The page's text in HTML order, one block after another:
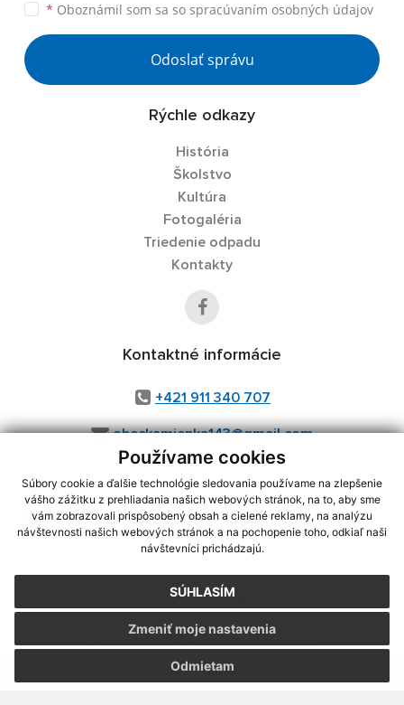
Používame cookies
Súbory cookie a ďalšie technológie sledovania používame na zlepšenie
vášho zážitku z prehliadania našich webových stránok, na to, aby sme
vám zobrazovali prispôsobený obsah a cielené reklamy, na analýzu
návštevnosti našich webových stránok a na pochopenie toho, odkiaľ naši
návštevníci prichádzajú.
SÚHLASÍM
Odmietam
Zmeniť moje nastavenia
* Oboznámil som sa so spracúvaním osobných údajov
Odoslať správu
Rýchle odkazy
História
Školstvo
Kultúra
Fotogaléria
Triedenie odpadu
Kontakty
Kontaktné informácie
+421 911 340 707
obeckamienka143@gmail.com
využite možnosť získavania aktuálnych informácií s využitím RSS
CMS systém (redakčný) systém ECHELON 2,Mapa stránok,web portál
webex.digital, s.r.o.,domény,registrácia domény
Posledná aktualizácia:07.08.2026
Vytlačiť stránku|Vyhlásenie o prístupnosti